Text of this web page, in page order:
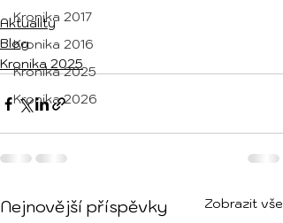
Kronika 2017
Kronika 2016
Kronika 2025
Kronika 2026
Aktuality
Blog
Kronika 2025
Nejnovější příspěvky Zobrazit vše